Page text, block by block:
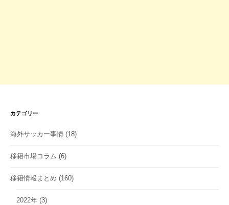
カテゴリー
海外サッカー事情 (18)
移籍市場コラム (6)
移籍情報まとめ (160)
2022年 (3)